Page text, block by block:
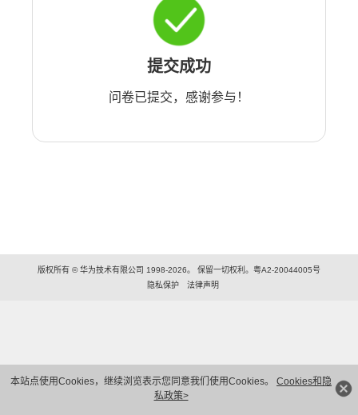
本站点使用Cookies，继续浏览表示您同意我们使用Cookies。 Cookies和隐
私政策>
提交成功
问卷已提交，感谢参与！
版权所有 © 华为技术有限公司 1998-2026。 保留一切权利。粤A2-20044005号
隐私保护
法律声明